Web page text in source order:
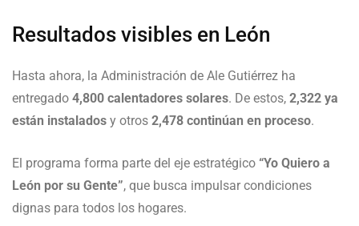
Resultados visibles en León
Hasta ahora, la Administración de Ale Gutiérrez ha
entregado 4,800 calentadores solares. De estos, 2,322 ya
están instalados y otros 2,478 continúan en proceso.
El programa forma parte del eje estratégico “Yo Quiero a
León por su Gente”, que busca impulsar condiciones
dignas para todos los hogares.